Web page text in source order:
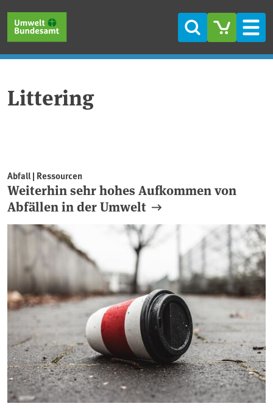
Suche
Littering
Abfall | Ressourcen
Weiterhin sehr hohes Aufkommen von
Abfällen in der Umwelt